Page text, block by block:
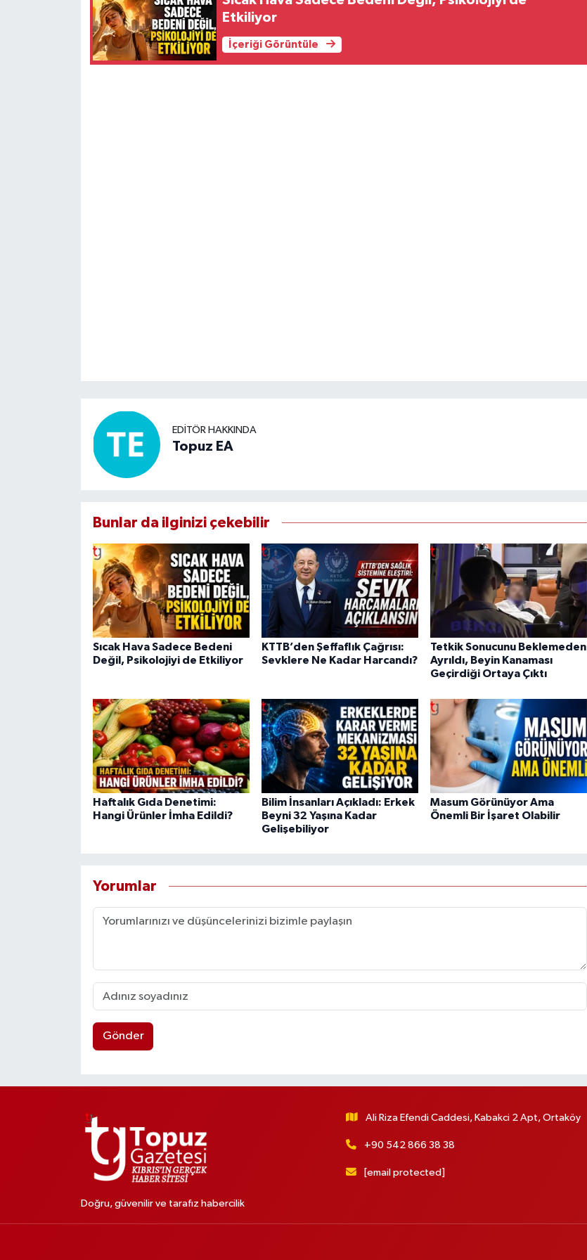
Etkiliyor
İçeriği Görüntüle
EDITÖR HAKKINDA
Topuz EA
Bunlar da ilginizi çekebilir
Sıcak Hava Sadece Bedeni
Değil, Psikolojiyi de Etkiliyor
KTTB’den Şeffaflık Çağrısı:
Sevklere Ne Kadar Harcandı?
Tetkik Sonucunu Beklemeden
Ayrıldı, Beyin Kanaması
Geçirdiği Ortaya Çıktı
Haftalık Gıda Denetimi:
Hangi Ürünler İmha Edildi?
Bilim İnsanları Açıkladı: Erkek
Beyni 32 Yaşına Kadar
Gelişebiliyor
Masum Görünüyor Ama
Önemli Bir İşaret Olabilir
Yorumlar
Gönder
Doğru, güvenilir ve tarafız habercilik
Ali Riza Efendi Caddesi, Kabakci 2 Apt, Ortaköy
+90 542 866 38 38
[email protected]